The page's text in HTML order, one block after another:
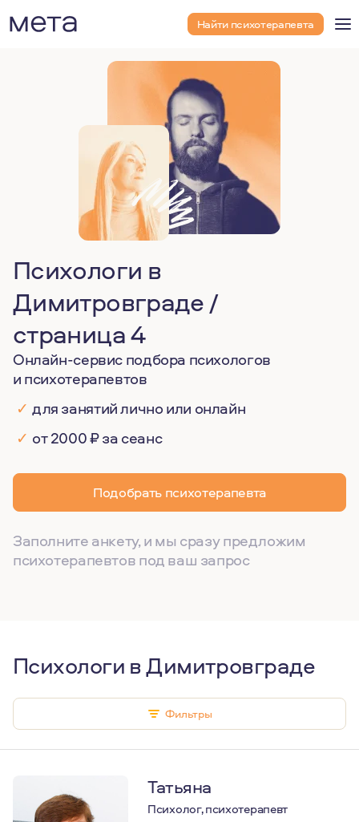
Найти психотерапевта
Психологи в
Димитровграде /
страница 4
Онлайн-сервис подбора психологов
и психотерапевтов
✓ для занятий лично или онлайн
✓ от 2000 ₽ за сеанс
Подобрать психотерапевта
Заполните анкету, и мы сразу предложим
психотерапевтов под ваш запрос
Психологи в Димитровграде
Фильтры
Татьяна
Психолог, психотерапевт